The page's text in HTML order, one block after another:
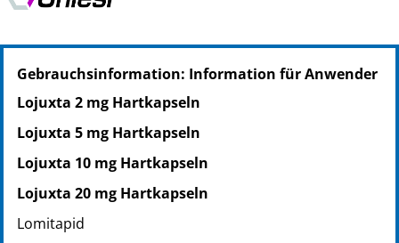
Gebrauchsinformation: Information für Anwender
Lojuxta 2 mg Hartkapseln
Lojuxta 5 mg Hartkapseln
Lojuxta 10 mg Hartkapseln
Lojuxta 20 mg Hartkapseln
Lomitapid